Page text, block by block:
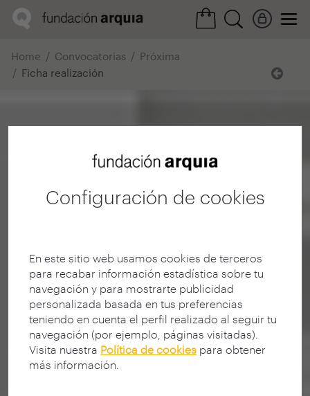
Configuración de cookies
En este sitio web usamos cookies de terceros
para recabar información estadística sobre tu
navegación y para mostrarte publicidad
personalizada basada en tus preferencias
teniendo en cuenta el perfil realizado al seguir tu
navegación (por ejemplo, páginas visitadas).
Visita nuestra Política de cookies para obtener
más información.
Home Convocatorias
Próxima
Ficha realización